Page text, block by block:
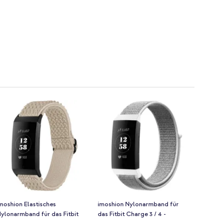
Elastisches
für das Fitbit
imoshion Nylonarmband für
das Fitbit Charge 3 / 4 -